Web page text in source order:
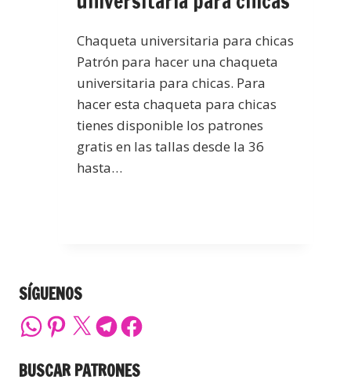
Chaqueta universitaria para chicas
Patrón para hacer una chaqueta
universitaria para chicas. Para
hacer esta chaqueta para chicas
tienes disponible los patrones
gratis en las tallas desde la 36
hasta…
SÍGUENOS
BUSCAR PATRONES